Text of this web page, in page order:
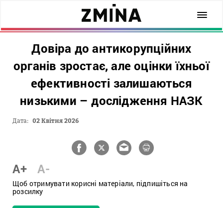
Довіра до антикорупційних
органів зростає, але оцінки їхньої
ефективності залишаються
низькими – дослідження НАЗК
Дата: 02 Квітня 2026
A+ A-
Щоб отримувати корисні матеріали, підпишіться на
розсилку